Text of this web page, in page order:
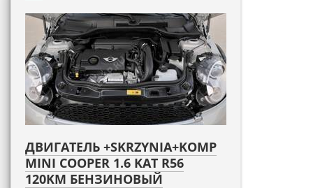
ДВИГАТЕЛЬ +SKRZYNIA+KOMP
MINI COOPER 1.6 KAT R56
120KM БЕНЗИНОВЫЙ